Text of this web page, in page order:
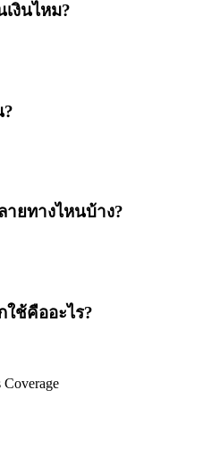
งินไหม?
ยทางไหนบ้าง?
ช้คืออะไร?
Coverage